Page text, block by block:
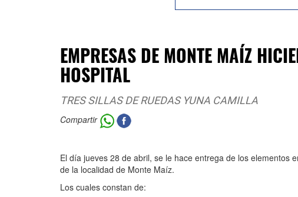
EMPRESAS DE MONTE MAÍZ
HOSPITAL
TRES SILLAS DE RUEDAS YUNA CAMILLA
Compartir
El día jueves 28 de abril, se le hace entrega de los elementos
de la localidad de Monte Maíz.
Los cuales constan de: